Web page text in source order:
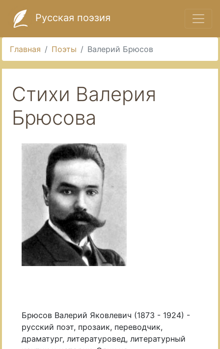
Русская поэзия
Главная Поэты Валерий Брюсов
Стихи Валерия
Брюсова
Брюсов Валерий Яковлевич (1873 - 1924) -
русский поэт, прозаик, переводчик,
драматург, литературовед, литературный